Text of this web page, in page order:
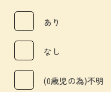
あり
なし
(0歳児の為)不明